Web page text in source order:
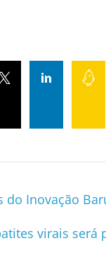
do Inovação
virais será